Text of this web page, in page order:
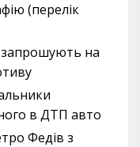
(перелік
на
в ДТП авто
Федів з